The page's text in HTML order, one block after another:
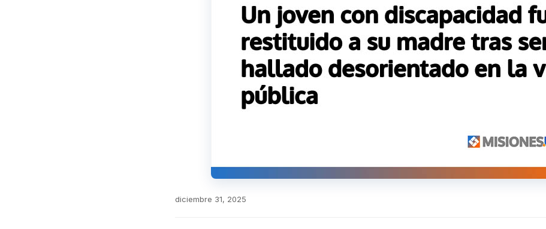
diciembre 31, 2025